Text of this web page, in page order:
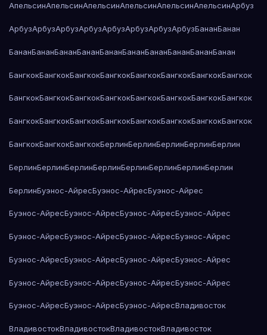
АпельсинАпельсинАпельсинАпельсинАпельсинАпельсинАрбуз
АрбузАрбузАрбузАрбузАрбузАрбузАрбузАрбузБананБанан
БананБананБананБананБананБананБананБананБананБанан
БангкокБангкокБангкокБангкокБангкокБангкокБангкокБангкок
БангкокБангкокБангкокБангкокБангкокБангкокБангкокБангкок
БангкокБангкокБангкокБангкокБангкокБангкокБангкокБангкок
БангкокБангкокБангкокБерлинБерлинБерлинБерлинБерлин
БерлинБерлинБерлинБерлинБерлинБерлинБерлинБерлин
БерлинБуэнос-АйресБуэнос-АйресБуэнос-Айрес
Буэнос-АйресБуэнос-АйресБуэнос-АйресБуэнос-Айрес
Буэнос-АйресБуэнос-АйресБуэнос-АйресБуэнос-Айрес
Буэнос-АйресБуэнос-АйресБуэнос-АйресБуэнос-Айрес
Буэнос-АйресБуэнос-АйресБуэнос-АйресБуэнос-Айрес
Буэнос-АйресБуэнос-АйресБуэнос-АйресВладивосток
ВладивостокВладивостокВладивостокВладивосток